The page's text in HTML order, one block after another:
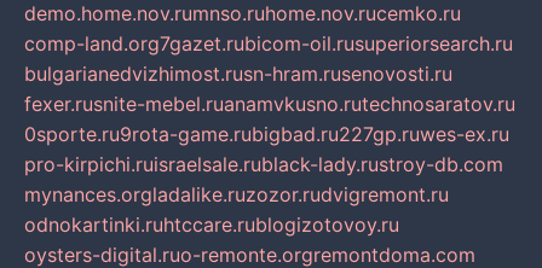
demo.home.nov.rumnso.ruhome.nov.rucemko.ru
comp-land.org7gazet.rubicom-oil.rusuperiorsearch.ru
bulgarianedvizhimost.rusn-hram.rusenovosti.ru
fexer.rusnite-mebel.ruanamvkusno.rutechnosaratov.ru
0sporte.ru9rota-game.rubigbad.ru227gp.ruwes-ex.ru
pro-kirpichi.ruisraelsale.rublack-lady.rustroy-db.com
mynances.orgladalike.ruzozor.rudvigremont.ru
odnokartinki.ruhtccare.rublogizotovoy.ru
oysters-digital.ruo-remonte.orgremontdoma.com